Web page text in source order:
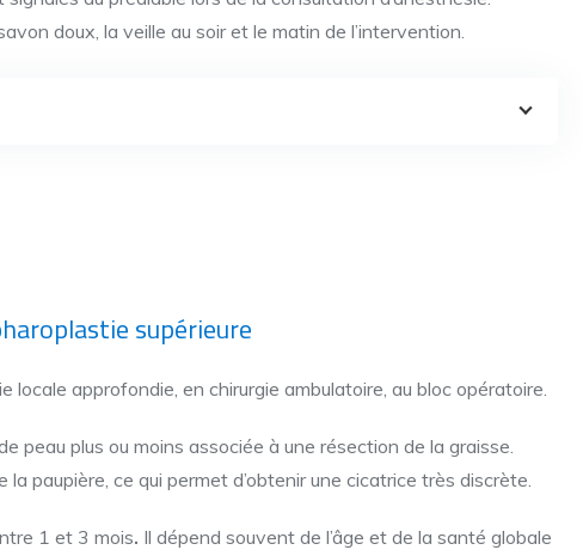
doux, la veille au soir et le matin de l’intervention.
supérieure
locale approfondie, en chirurgie ambulatoire, au bloc opératoire.
peau plus ou moins associée à une résection de la graisse.
la paupière, ce qui permet d’obtenir une cicatrice très discrète.
1 et 3 mois. Il dépend souvent de l’âge et de la santé globale